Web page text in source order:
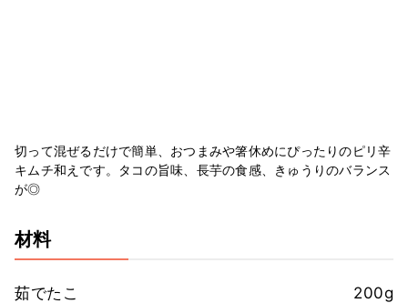
切って混ぜるだけで簡単、おつまみや箸休めにぴったりのピリ辛
キムチ和えです。タコの旨味、長芋の食感、きゅうりのバランス
が◎
材料
茹でたこ
200g